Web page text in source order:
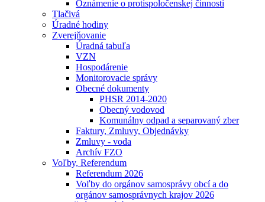
Oznámenie o protispoločenskej činnosti
Tlačivá
Úradné hodiny
Zverejňovanie
Úradná tabuľa
VZN
Hospodárenie
Monitorovacie správy
Obecné dokumenty
PHSR 2014-2020
Obecný vodovod
Komunálny odpad a separovaný zber
Faktury, Zmluvy, Objednávky
Zmluvy - voda
Archív FZO
Voľby, Referendum
Referendum 2026
Voľby do orgánov samosprávy obcí a do
orgánov samosprávnych krajov 2026